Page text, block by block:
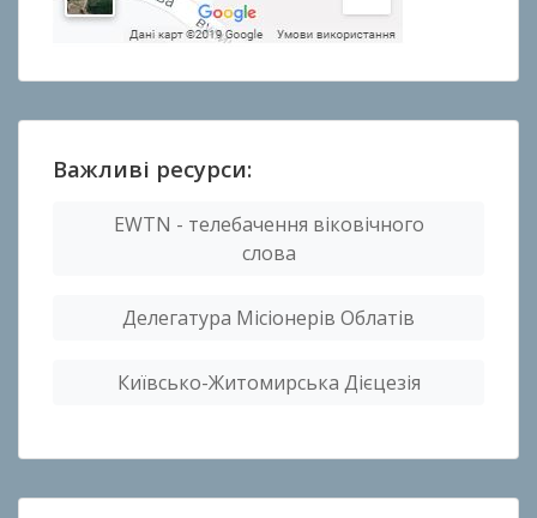
Важливі ресурси:
EWTN - телебачення віковічного
слова
Делегатура Місіонерів Облатів
Київсько-Житомирська Дієцезія